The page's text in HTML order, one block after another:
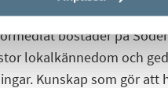
bostäder på
lokalkännedom och
Kunskap som gör att